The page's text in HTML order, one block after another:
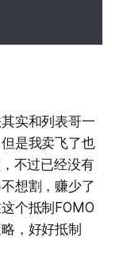
实和列表哥一
是我卖飞了也
不过已经没有
想割，赚少了
个抵制FOMO
，好好抵制